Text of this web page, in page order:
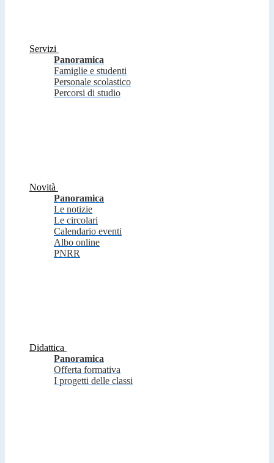
Servizi
Panoramica
Famiglie e studenti
Personale scolastico
Percorsi di studio
Novità
Panoramica
Le notizie
Le circolari
Calendario eventi
Albo online
PNRR
Didattica
Panoramica
Offerta formativa
I progetti delle classi